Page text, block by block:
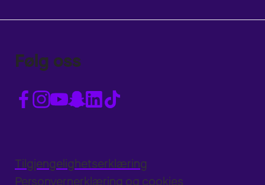
Følg oss
Tilgjengelighetserklæring
Personvernerklæring og cookies